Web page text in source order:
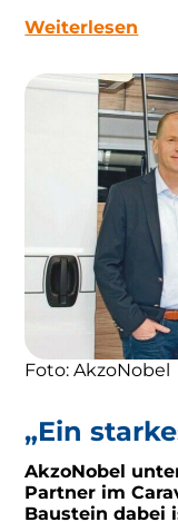
Weiterlesen
Foto: AkzoNobel
„Ein
AkzoNobel
Partner im
Baustein dabei